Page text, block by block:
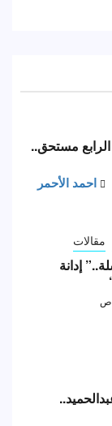
مستحق..
احمد الأحمر
مقالات
إدانة